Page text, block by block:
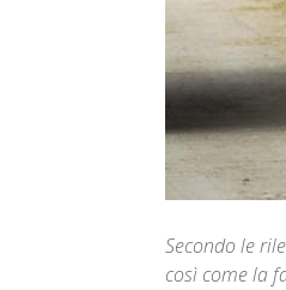
Secondo le
così come la